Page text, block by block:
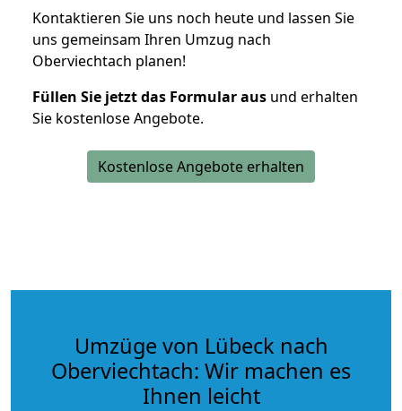
Kontaktieren Sie uns noch heute und lassen Sie
uns gemeinsam Ihren Umzug nach
Oberviechtach planen!
Füllen Sie jetzt das Formular aus und erhalten
Sie kostenlose Angebote.
Kostenlose Angebote erhalten
Umzüge von Lübeck nach
Oberviechtach: Wir machen es
Ihnen leicht